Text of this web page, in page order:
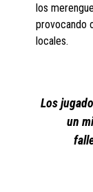
los
provocando
locales.
Los
un